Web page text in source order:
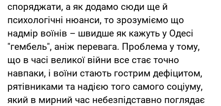
споряджати, а як додамо сюди ще й
психологічні нюанси, то зрозуміємо що
надмір воїнів – швидше як кажуть у Одесі
"гембель", аніж перевага. Проблема у тому,
що в часі великої війни все стає точно
навпаки, і воїни стають гострим дефіцитом,
рятівниками та надією того самого соціуму,
який в мирний час небезпідставно поглядає